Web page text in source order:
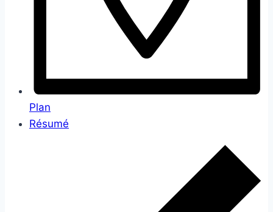
Plan
Résumé